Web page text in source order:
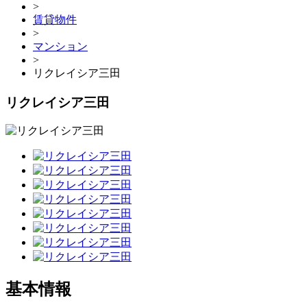
>
賃貸物件
>
マンション
>
リクレイシア三田
リクレイシア三田
基本情報